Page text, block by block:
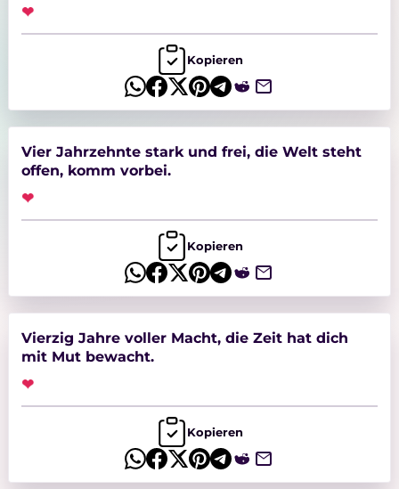
❤
Kopieren
Vier Jahrzehnte stark und frei, die Welt steht
offen, komm vorbei.
❤
Kopieren
Vierzig Jahre voller Macht, die Zeit hat dich
mit Mut bewacht.
❤
Kopieren